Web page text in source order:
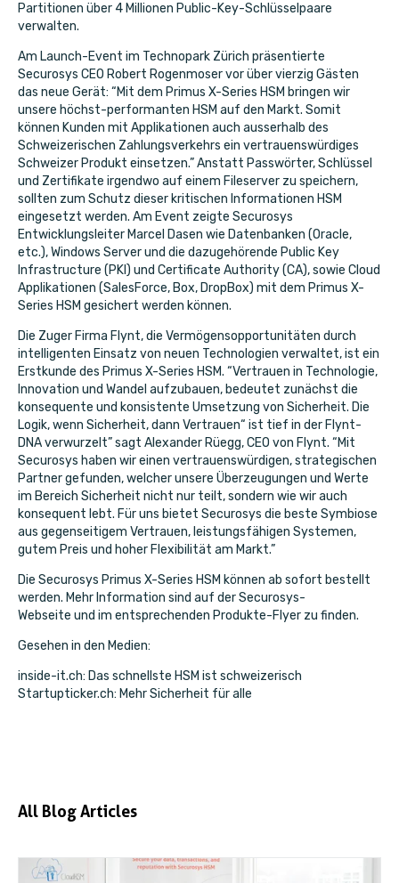
Partitionen über 4 Millionen Public-Key-Schlüsselpaare
verwalten.
Am Launch-Event im Technopark Zürich präsentierte
Securosys CEO Robert Rogenmoser vor über vierzig Gästen
das neue Gerät: “Mit dem Primus X-Series HSM bringen wir
unsere höchst-performanten HSM auf den Markt. Somit
können Kunden mit Applikationen auch ausserhalb des
Schweizerischen Zahlungsverkehrs ein vertrauenswürdiges
Schweizer Produkt einsetzen.” Anstatt Passwörter, Schlüssel
und Zertifikate irgendwo auf einem Fileserver zu speichern,
sollten zum Schutz dieser kritischen Informationen HSM
eingesetzt werden. Am Event zeigte Securosys
Entwicklungsleiter Marcel Dasen wie Datenbanken (Oracle,
etc.), Windows Server und die dazugehörende Public Key
Infrastructure (PKI) und Certificate Authority (CA), sowie Cloud
Applikationen (SalesForce, Box, DropBox) mit dem Primus X-
Series HSM gesichert werden können.
Die Zuger Firma Flynt, die Vermögensopportunitäten durch
intelligenten Einsatz von neuen Technologien verwaltet, ist ein
Erstkunde des Primus X-Series HSM. “Vertrauen in Technologie,
Innovation und Wandel aufzubauen, bedeutet zunächst die
konsequente und konsistente Umsetzung von Sicherheit. Die
Logik, wenn Sicherheit, dann Vertrauen“ ist tief in der Flynt-
DNA verwurzelt” sagt Alexander Rüegg, CEO von Flynt. “Mit
Securosys haben wir einen vertrauenswürdigen, strategischen
Partner gefunden, welcher unsere Überzeugungen und Werte
im Bereich Sicherheit nicht nur teilt, sondern wie wir auch
konsequent lebt. Für uns bietet Securosys die beste Symbiose
aus gegenseitigem Vertrauen, leistungsfähigen Systemen,
gutem Preis und hoher Flexibilität am Markt.”
Die Securosys Primus X-Series HSM können ab sofort bestellt
werden. Mehr Information sind auf der Securosys-
Webseite und im entsprechenden Produkte-Flyer zu finden.
Gesehen in den Medien:
inside-it.ch: Das schnellste HSM ist schweizerisch
Startupticker.ch: Mehr Sicherheit für alle
All Blog Articles